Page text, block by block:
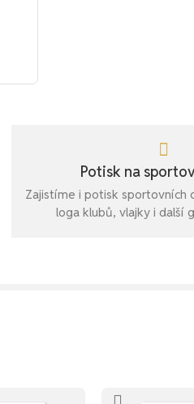
Potisk na
Zajistíme i potisk sportovních
loga klubů, vlajky i další